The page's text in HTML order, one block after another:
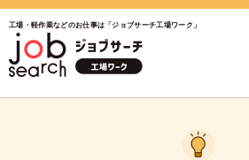
工場・軽作業などのお仕事は「ジョブサーチ工場ワーク」